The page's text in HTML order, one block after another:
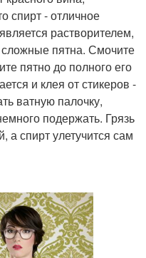
спирт - отличное
растворителем,
сложные пятна. Смочите
пятно до полного его
и клея от стикеров -
ватную палочку,
подержать. Грязь
а спирт улетучится сам